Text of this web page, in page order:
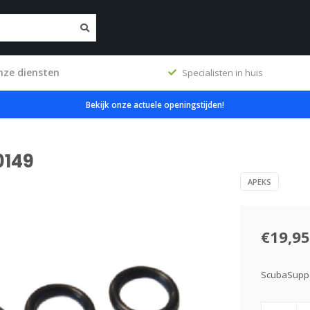
diensten Specialisten in huis
Bekijk onze actuele openingstijden!
APEKS
€19,95